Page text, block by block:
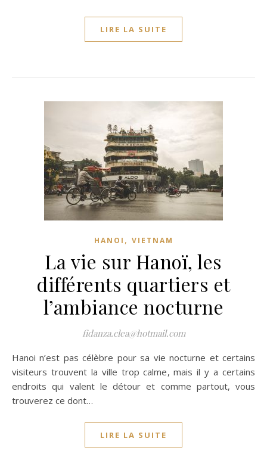
LIRE LA SUITE
HANOI , VIETNAM
La vie sur Hanoï, les
différents quartiers et
l’ambiance nocturne
fidanza.clea@hotmail.com
Hanoi n’est pas célèbre pour sa vie nocturne et certains
visiteurs trouvent la ville trop calme, mais il y a certains
endroits qui valent le détour et comme partout, vous
trouverez ce dont…
LIRE LA SUITE